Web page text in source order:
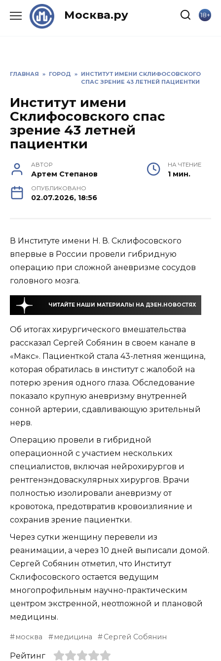
Москва.ру 18+
ГЛАВНАЯ » ГОРОД » ИНСТИТУТ ИМЕНИ СКЛИФОСОВСКОГО
СПАС ЗРЕНИЕ 43 ЛЕТНЕЙ ПАЦИЕНТКИ
Институт имени
Склифосовского спас
зрение 43 летней
пациентки
АВТОР
Артем Степанов
НА ЧТЕНИЕ
1 мин.
ОПУБЛИКОВАНО
02.07.2026, 18:56
В Институте имени Н. В. Склифосовского
впервые в России провели гибридную
операцию при сложной аневризме сосудов
головного мозга.
ЧИТАЙТЕ НАШИ МАТЕРИАЛЫ НА ДЗЕН.НОВОСТЯХ
Об итогах хирургического вмешательства
рассказал Сергей Собянин в своем канале в
«Макс». Пациенткой стала 43-летняя женщина,
которая обратилась в институт с жалобой на
потерю зрения одного глаза. Обследование
показало крупную аневризму внутренней
сонной артерии, сдавливающую зрительный
нерв.
Операцию провели в гибридной
операционной с участием нескольких
специалистов, включая нейрохирургов и
рентгенэндоваскулярных хирургов. Врачи
полностью изолировали аневризму от
кровотока, предотвратив кровоизлияние и
сохранив зрение пациентки.
Через сутки женщину перевели из
реанимации, а через 10 дней выписали домой.
Сергей Собянин отметил, что Институт
Склифосовского остается ведущим
многопрофильным научно-практическим
центром экстренной, неотложной и плановой
медицины.
москва медицина Сергей Собянин
Рейтинг